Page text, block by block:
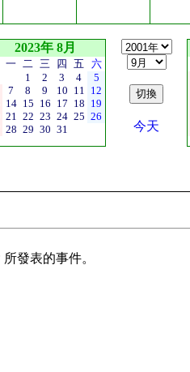
2023年 8月
一 二 三 四 五
六
1
2 3 4
5
7 8 9 10 11 12
14 15 16 17 18 19
21 22 23 24 25 26
28 29 30 31 今天
發表的事件。